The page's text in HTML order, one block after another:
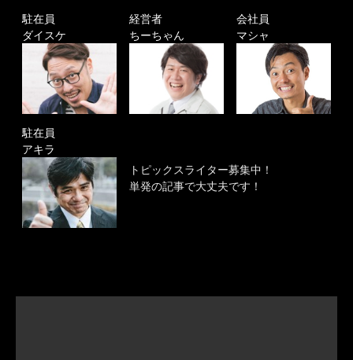
駐在員
ダイスケ
経営者
ちーちゃん
会社員
マシャ
駐在員
アキラ
トピックスライター募集中！
単発の記事で大丈夫です！